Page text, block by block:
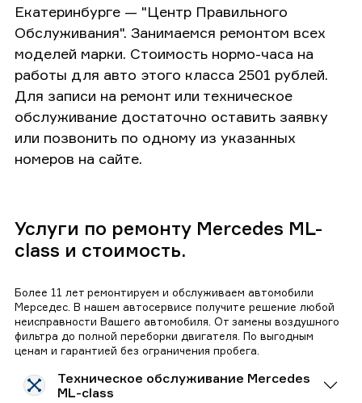
Екатеринбурге — "Центр Правильного
Обслуживания". Занимаемся ремонтом всех
моделей марки. Стоимость нормо-часа на
работы для авто этого класса 2501 рублей.
Для записи на ремонт или техническое
обслуживание достаточно оставить заявку
или позвонить по одному из указанных
номеров на сайте.
Услуги по ремонту Mercedes ML-
class и стоимость.
Более 11 лет ремонтируем и обслуживаем автомобили
Мерседес. В нашем автосервисе получите решение любой
неисправности Вашего автомобиля. От замены воздушного
фильтра до полной переборки двигателя. По выгодным
ценам и гарантией без ограничения пробега.
Техническое обслуживание Mercedes
ML-class